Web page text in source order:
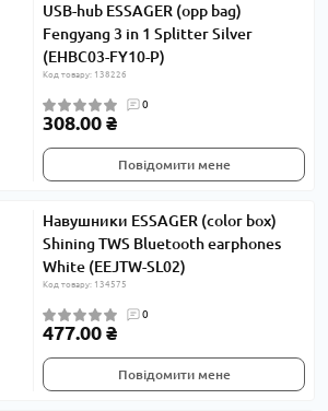
USB-hub ESSAGER (opp bag)
Fengyang 3 in 1 Splitter Silver
(EHBC03-FY10-P)
Код товару: 138226
0
308.00 ₴
Повідомити мене
Навушники ESSAGER (color box)
Shining TWS Bluetooth earphones
White (EEJTW-SL02)
Код товару: 134575
0
477.00 ₴
Повідомити мене